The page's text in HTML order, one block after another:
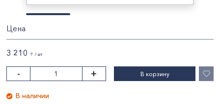
Цена
3 210 〒 / шт
- + В корзину
В наличии